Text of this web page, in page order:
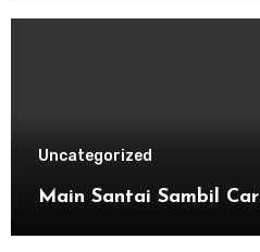
Uncategorized
Main Santai Sambil